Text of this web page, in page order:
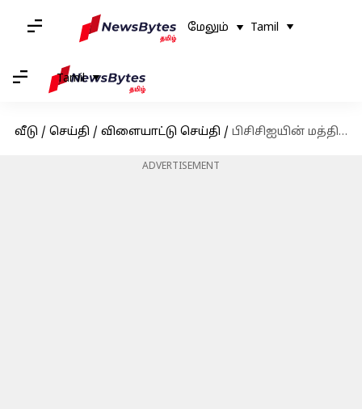
மேலும் Tamil
Tamil
வீடு / செய்தி / விளையாட்டு செய்தி / பிசிசிஐயின் மத்திய ஒப்பந்ததில் மாற்றம் செய்ய திட்டம்; சீனியர் வீரர்களுக்கான கிரேடுகளை குறைக்க முடிவு என தகவல்
ADVERTISEMENT